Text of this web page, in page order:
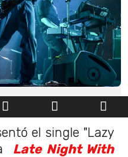
el single "Lazy
Late Night With